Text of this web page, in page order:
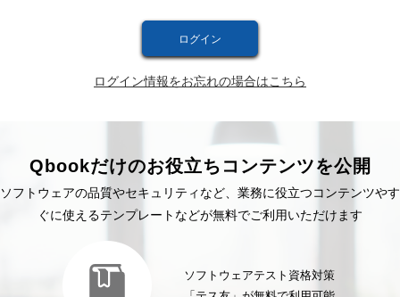
ログイン情報をお忘れの場合はこちら
Qbookだけのお役立ちコンテンツを公開
ソフトウェアの品質やセキュリティなど、業務に役立つコンテンツやす
ぐに使えるテンプレートなどが無料でご利用いただけます
ソフトウェアテスト資格対策